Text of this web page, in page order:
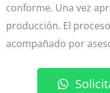
conforme. Una vez
producción. El
acompañado por